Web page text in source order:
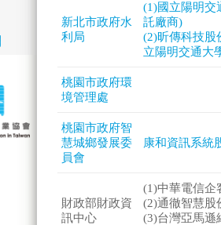
新北市政府水
利局
(1)國立陽明交
託廠商)
(2)昕傳科技股
立陽明交通大
桃園市政府環
境管理處
桃園市政府智
慧城鄉發展委
員會
康和資訊系統
財政部財政資
訊中心
(1)中華電信企
(2)通徹智慧股
(3)台灣亞馬遜